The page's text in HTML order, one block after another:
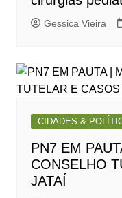
Gessica Vieira
CIDADES &
PN7 EM
CONSELHO
JATAÍ